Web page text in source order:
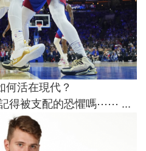
何活在現代？
得被支配的恐懼嗎⋯⋯ ...